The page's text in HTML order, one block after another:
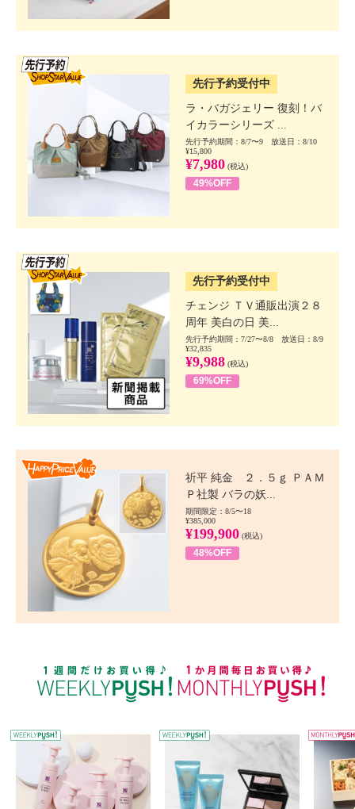
先行予約受付中
ラ・バガジェリー 復刻！バ
イカラーシリーズ ...
先行予約期間：8/7〜9 放送日：8/10
¥15,800
¥7,980 (税込)
49%OFF
先行予約受付中
チェンジ ＴＶ通販出演２８
周年 美白の日 美...
先行予約期間：7/27〜8/8 放送日：8/9
¥32,835
¥9,988 (税込)
69%OFF
祈平 純金 ２．５ｇ ＰＡＭ
Ｐ社製 バラの妖...
期間限定：8/5〜18
¥385,000
¥199,900 (税込)
48%OFF
WEEKLY PUSH